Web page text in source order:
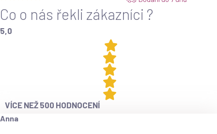
Co o nás řekli zákazníci ?
5,0
VÍCE NEŽ 500 HODNOCENÍ
Anna